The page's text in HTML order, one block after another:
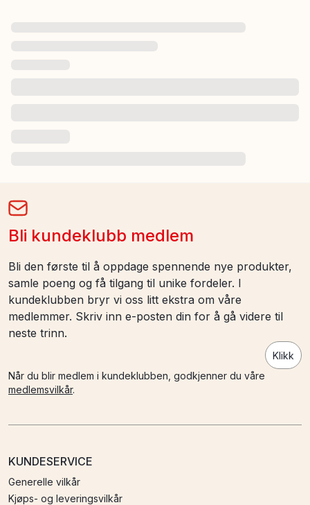
Bli kundeklubb medlem
Bli den første til å oppdage spennende nye produkter,
samle poeng og få tilgang til unike fordeler. I
kundeklubben bryr vi oss litt ekstra om våre
medlemmer. Skriv inn e-posten din for å gå videre til
neste trinn.
Klikk
Når du blir medlem i kundeklubben, godkjenner du våre
medlemsvilkår.
KUNDESERVICE
Generelle vilkår
Kjøps- og leveringsvilkår